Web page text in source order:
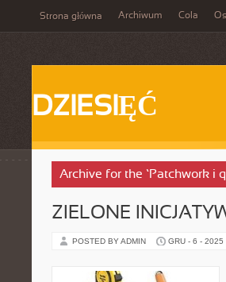
Strona główna Archiwum Cola
DZIESIĘĆ
Archive for the ‘Patchwork i
ZIELONE
POSTED BY ADMIN GRU - 6 - 2025